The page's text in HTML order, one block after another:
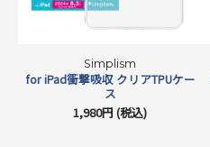
Simplism
for iPad衝撃吸収 クリアTPUケー
ス
1,980円 (税込)